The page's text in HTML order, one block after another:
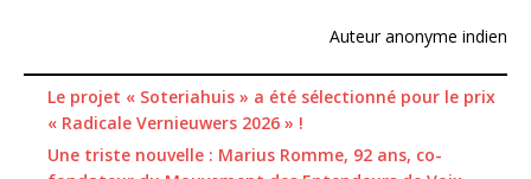
Auteur anonyme indien
Le projet « Soteriahuis » a été sélectionné pour le prix
« Radicale Vernieuwers 2026 » !
Une triste nouvelle : Marius Romme, 92 ans, co-